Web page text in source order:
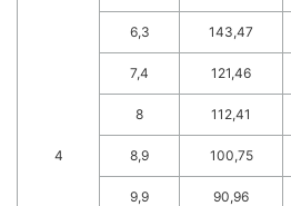
4
6,3 143,47
7,4 121,46
8 112,41
8,9 100,75
9,9 90,96